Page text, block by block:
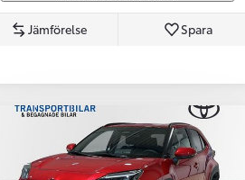
Jämförelse Spara